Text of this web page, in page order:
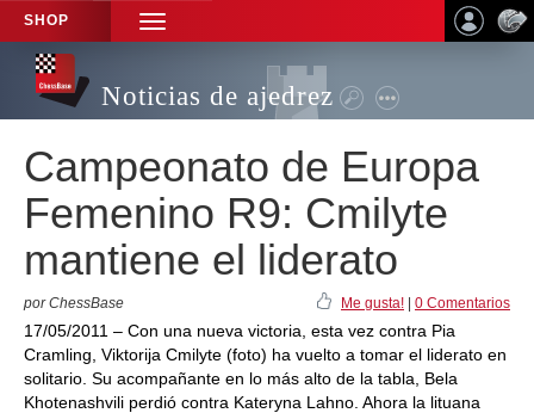
SHOP
TOGGLE
NAVIGATION
Noticias de ajedrez
Campeonato de Europa
Femenino R9: Cmilyte
mantiene el liderato
por ChessBase Me gusta! 0 Comentarios
17/05/2011 – Con una nueva victoria, esta vez contra Pia
Cramling, Viktorija Cmilyte (foto) ha vuelto a tomar el liderato en
solitario. Su acompañante en lo más alto de la tabla, Bela
Khotenashvili perdió contra Kateryna Lahno. Ahora la lituana